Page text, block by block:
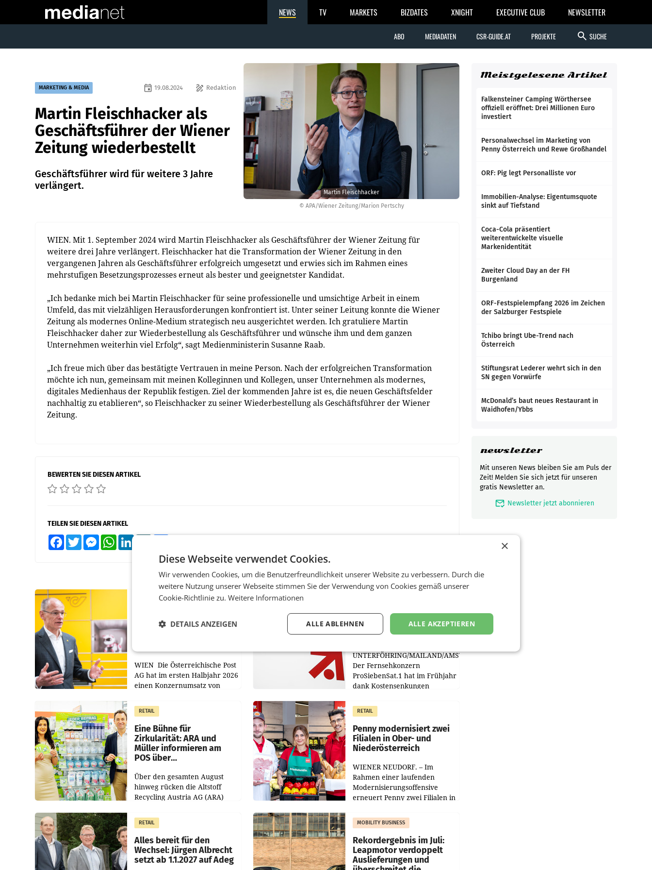
NEWS TV MARKETS BIZDATES XNIGHT EXECUTIVE CLUB NEWSLETTER
ABO MEDIADATEN CSR-GUIDE.AT PROJEKTE search SUCHE
© APA/Wiener Zeitung/Marion Pertschy
Martin Fleischhacker
MARKETING & MEDIA draw Redaktion
event 19.08.2024
Martin Fleischhacker als
Geschäftsführer der Wiener
Zeitung wiederbestellt
Geschäftsführer wird für weitere 3 Jahre
verlängert.
WIEN. Mit 1. September 2024 wird Martin Fleischhacker als Geschäftsführer der Wiener Zeitung für
weitere drei Jahre verlängert. Fleischhacker hat die Transformation der Wiener Zeitung in den
vergangenen Jahren als Geschäftsführer erfolgreich umgesetzt und erwies sich im Rahmen eines
mehrstufigen Besetzungsprozesses erneut als bester und geeignetster Kandidat.
„Ich bedanke mich bei Martin Fleischhacker für seine professionelle und umsichtige Arbeit in einem
Umfeld, das mit vielzähligen Herausforderungen konfrontiert ist. Unter seiner Leitung konnte die Wiener
Zeitung als modernes Online-Medium strategisch neu ausgerichtet werden. Ich gratuliere Martin
Fleischhacker daher zur Wiederbestellung als Geschäftsführer und wünsche ihm und dem ganzen
Unternehmen weiterhin viel Erfolg“, sagt Medienministerin Susanne Raab.
„Ich freue mich über das bestätigte Vertrauen in meine Person. Nach der erfolgreichen Transformation
möchte ich nun, gemeinsam mit meinen Kolleginnen und Kollegen, unser Unternehmen als modernes,
digitales Medienhaus der Republik festigen. Ziel der kommenden Jahre ist es, die neuen Geschäftsfelder
nachhaltig zu etablieren“, so Fleischhacker zu seiner Wiederbestellung als Geschäftsführer der Wiener
Zeitung.
BEWERTEN SIE DIESEN ARTIKEL
TEILEN SIE DIESEN ARTIKEL
FacebookTwitter MessengerWhatsApp
PRIMENEWS
Umsatzplus im ersten
WIEN Die Österreichische Post
AG hat im ersten Halbjahr 2026
einen Konzernumsatz von
erwirtschaftet, was einem Plus
von 3,8 Prozent gegenüber
dem Vergleichszeitraum
ProSiebenSat.1 spart und
macht überraschend viel
Gewinn
UNTERFÖHRING/MAILAND/AMSTERDAM.
Der Fernsehkonzern
ProSiebenSat.1 hat im Frühjahr
dank Kostensenkungen
gemacht und die
Markterwartung deutlich
übertroffen.
RETAIL
Eine Bühne für
Zirkularität: ARA und
Müller informieren am
POS über
Über den gesamten August
hinweg rücken die Altstoff
Recycling Austria AG (ARA)
Müller die Initiative „Kreislauf-
Helden“ in allen
österreichischen Müller-Filialen
RETAIL
Penny modernisiert zwei
Filialen in Ober- und
Niederösterreich
WIENER NEUDORF. – Im
Rahmen einer laufenden
Modernisierungsoffensive
erneuert Penny zwei Filialen in
Die beiden Standorte liegen in
Haag sowie im rund
RETAIL
Alles bereit für den
Wechsel: Jürgen Albrecht
setzt ab 1.1.2027 auf Adeg
MOBILITY BUSINESS
Rekordergebnis im Juli:
Leapmotor verdoppelt
Auslieferungen und
Meistgelesene Artikel
Falkensteiner Camping Wörthersee
offiziell eröffnet: Drei Millionen Euro
investiert
Personalwechsel im Marketing von
Penny Österreich und Rewe Großhandel
ORF: Pig legt Personalliste vor
Immobilien-Analyse: Eigentumsquote
sinkt auf Tiefstand
Coca-Cola präsentiert
weiterentwickelte visuelle
Markenidentität
Zweiter Cloud Day an der FH
Burgenland
ORF-Festspielempfang 2026 im Zeichen
der Salzburger Festspiele
Tchibo bringt Ube-Trend nach
Österreich
Stiftungsrat Lederer wehrt sich in den
SN gegen Vorwürfe
McDonald’s baut neues Restaurant in
Waidhofen/Ybbs
newsletter
Mit unseren News bleiben Sie am Puls der
Zeit! Melden Sie sich jetzt für unseren
gratis Newsletter an.
mark_email_read Newsletter jetzt abonnieren
×
Diese Webseite verwendet Cookies.
Wir verwenden Cookies, um die Benutzerfreundlichkeit unserer Website zu verbessern. Durch die
weitere Nutzung unserer Webseite stimmen Sie der Verwendung von Cookies gemäß unserer
Cookie-Richtlinie zu. Weitere Informationen
ALLE AKZEPTIEREN
ALLE ABLEHNEN
DETAILS ANZEIGEN